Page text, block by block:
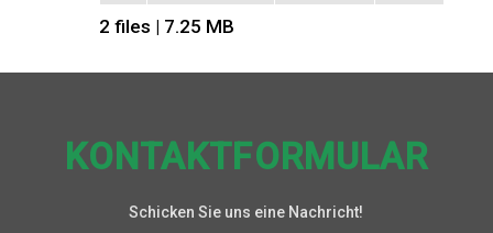
2 files | 7.25 MB
KONTAKTFORMULAR
Schicken Sie uns eine Nachricht!